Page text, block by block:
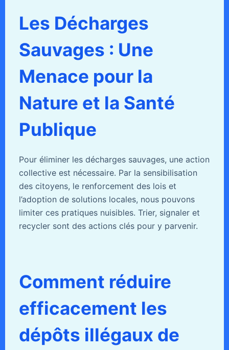
Les Décharges
Sauvages : Une
Menace pour la
Nature et la Santé
Publique
Pour éliminer les décharges sauvages, une action
collective est nécessaire. Par la sensibilisation
des citoyens, le renforcement des lois et
l’adoption de solutions locales, nous pouvons
limiter ces pratiques nuisibles. Trier, signaler et
recycler sont des actions clés pour y parvenir.
Comment réduire
efficacement les
dépôts illégaux de